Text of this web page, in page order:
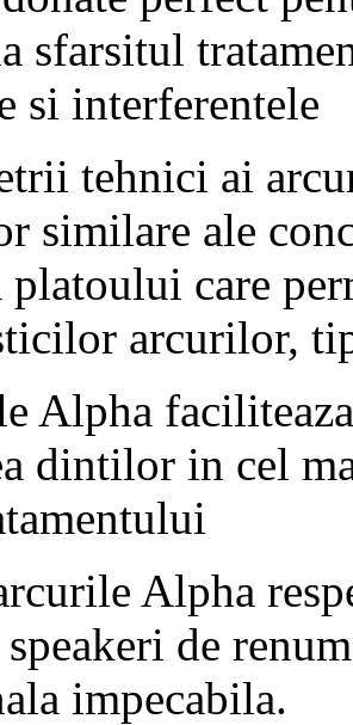
sfarsitul
si interferentele
tehnici ai
similare ale
care
arcurilor,
Alpha
dintilor in cel
Alpha
speakeri de
impecabila.